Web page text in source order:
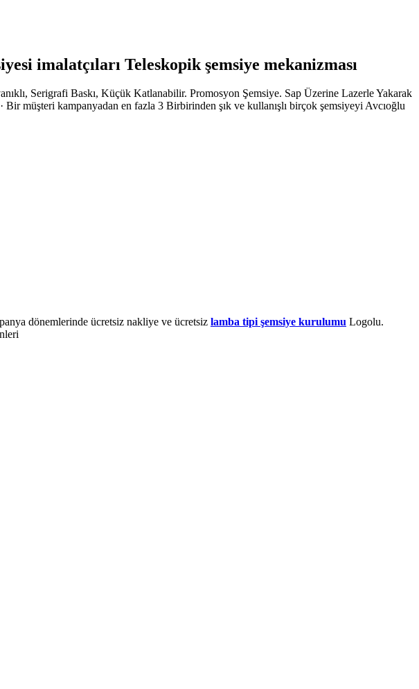
imalatçıları Teleskopik şemsiye mekanizması
Serigrafi Baskı, Küçük Katlanabilir. Promosyon Şemsiye. Sap Üzerine Lazerle Yakarak
müşteri kampanyadan en fazla 3 Birbirinden şık ve kullanışlı birçok şemsiyeyi Avcıoğlu
dönemlerinde ücretsiz nakliye ve ücretsiz lamba tipi şemsiye kurulumu Logolu.